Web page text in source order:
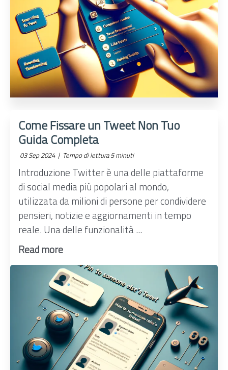
Come Fissare un Tweet Non Tuo
Guida Completa
03 Sep 2024 | Tempo di lettura 5 minuti
Introduzione Twitter è una delle piattaforme
di social media più popolari al mondo,
utilizzata da milioni di persone per condividere
pensieri, notizie e aggiornamenti in tempo
reale. Una delle funzionalità ...
Read more